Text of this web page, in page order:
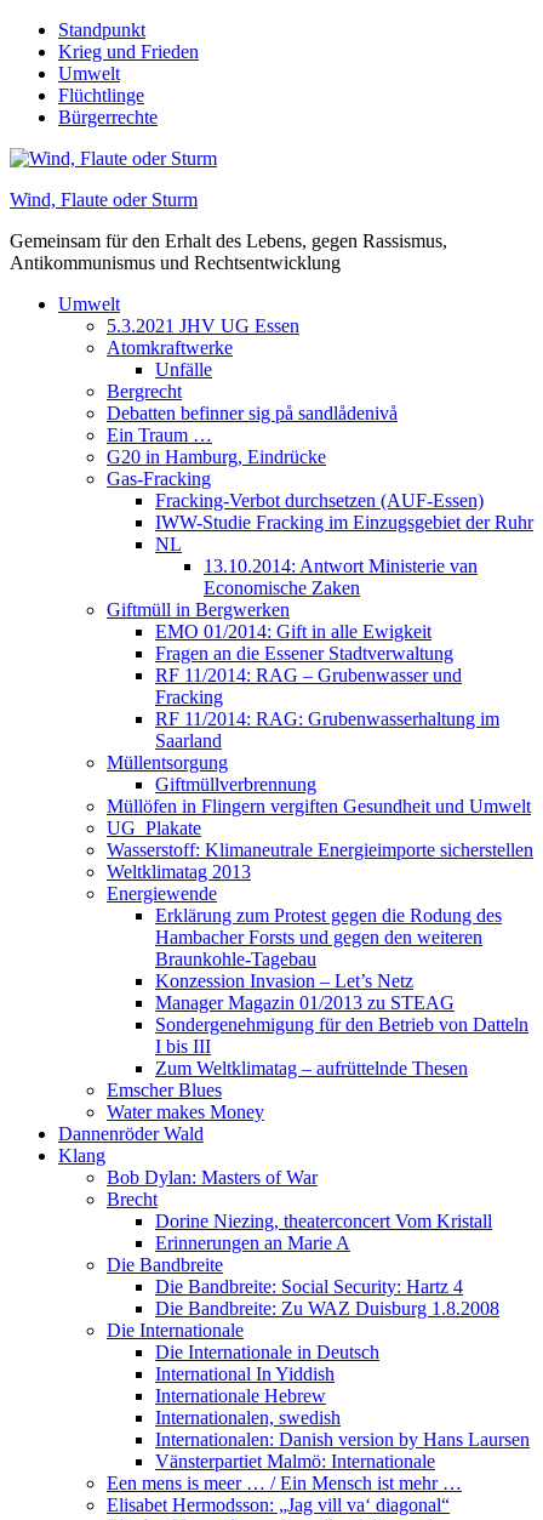
Skip
content
Standpunkt
Krieg und Frieden
Umwelt
Flüchtlinge
Bürgerrechte
Wind, Flaute oder Sturm
Gemeinsam für den Erhalt des Lebens, gegen Rassismus,
Antikommunismus und Rechtsentwicklung
Umwelt
5.3.2021 JHV UG Essen
Atomkraftwerke
Unfälle
Bergrecht
Debatten befinner sig på sandlådenivå
Ein Traum …
G20 in Hamburg, Eindrücke
Gas-Fracking
Fracking-Verbot durchsetzen (AUF-Essen)
IWW-Studie Fracking im Einzugsgebiet der Ruhr
NL
13.10.2014: Antwort Ministerie van
Economische Zaken
Giftmüll in Bergwerken
EMO 01/2014: Gift in alle Ewigkeit
Fragen an die Essener Stadtverwaltung
RF 11/2014: RAG – Grubenwasser und
Fracking
RF 11/2014: RAG: Grubenwasserhaltung im
Saarland
Müllentsorgung
Giftmüllverbrennung
Müllöfen in Flingern vergiften Gesundheit und Umwelt
UG_Plakate
Wasserstoff: Klimaneutrale Energieimporte sicherstellen
Weltklimatag 2013
Energiewende
Erklärung zum Protest gegen die Rodung des
Hambacher Forsts und gegen den weiteren
Braunkohle-Tagebau
Konzession Invasion – Let’s Netz
Manager Magazin 01/2013 zu STEAG
Sondergenehmigung für den Betrieb von Datteln
I bis III
Zum Weltklimatag – aufrüttelnde Thesen
Emscher Blues
Water makes Money
Dannenröder Wald
Klang
Bob Dylan: Masters of War
Brecht
Dorine Niezing, theaterconcert Vom Kristall
Erinnerungen an Marie A
Die Bandbreite
Die Bandbreite: Social Security: Hartz 4
Die Bandbreite: Zu WAZ Duisburg 1.8.2008
Die Internationale
Die Internationale in Deutsch
International In Yiddish
Internationale Hebrew
Internationalen, swedish
Internationalen: Danish version by Hans Laursen
Vänsterpartiet Malmö: Internationale
Een mens is meer … / Ein Mensch ist mehr …
Elisabet Hermodsson: „Jag vill va‘ diagonal“